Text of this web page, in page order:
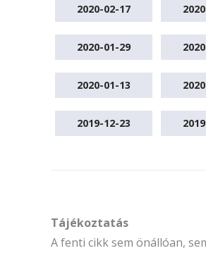
2020-02-17
2020-01-29
2020-01-13
2019-12-23
Tájékoztatás
A fenti cikk sem önállóan,